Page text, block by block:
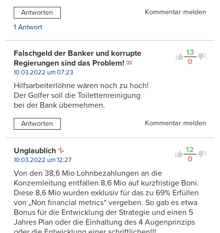
Antworten
Kommentar melden
1 Antwort
13
0
Falschgeld der Banker und korrupte
Regierungen sind das Problem!
10.03.2022 um 07:23
Hilfsarbeiterlöhne wären noch zu hoch!
Der Golfer soll die Toilettenreinigung
bei der Bank übernehmen.
Antworten Kommentar melden
12
0
Unglaublich
10.03.2022 um 12:27
Von den 38,6 Mio Lohnbezahlungen an die
Konzernleitung entfallen 8,6 Mio auf kurzfristige Boni.
Diese 8,6 Mio wurden exklusiv für das zu 69% Erfüllen
von „Non financial metrics“ vergeben. So gab es etwa
Bonus für die Entwicklung der Strategie und einen 5
Jahres Plan oder die Einhaltung des 4 Augenprinzips